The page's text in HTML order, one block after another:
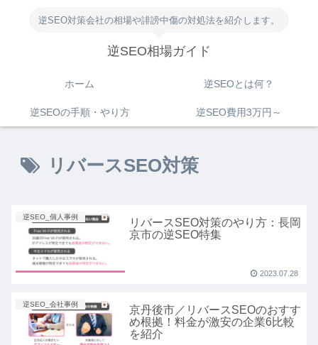
逆SEO対策会社の相場や誹謗中傷の対処法を紹介します。
逆SEO相場ガイド
ホーム 逆SEOとは何？
逆SEOの手順・やり方 逆SEO費用3万円～
リバースSEO対策
逆SEO_個人事例
リバースSEO対策のやり方：長岡
京市の逆SEO特集
2023.07.28
逆SEO_会社事例
京丹後市／リバースSEOのおすす
め根拠！料金が激安の企業6比較
を紹介